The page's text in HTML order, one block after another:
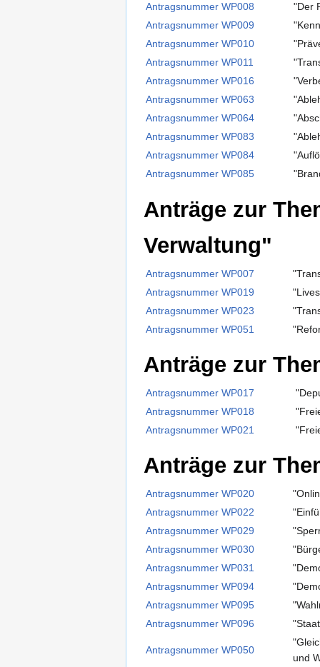
Antragsnummer WP008
"Der
Antragsnummer WP009
Antragsnummer WP010
Antragsnummer WP011
Antragsnummer WP016
Antragsnummer WP063
Antragsnummer WP064
Antragsnummer WP083
Antragsnummer WP084
Antragsnummer WP085
Anträge zur
Verwaltung"
Antragsnummer WP007
Antragsnummer WP019
Antragsnummer WP023
Antragsnummer WP051
Anträge zur
Antragsnummer WP017
Antragsnummer WP018
Antragsnummer WP021
Anträge zur
Antragsnummer WP020
Antragsnummer WP022
Antragsnummer WP029
Antragsnummer WP030
Antragsnummer WP031
Antragsnummer WP094
Antragsnummer WP095
Antragsnummer WP096
Antragsnummer WP050
und